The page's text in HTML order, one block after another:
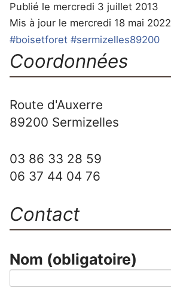
Publié le mercredi 3 juillet 2013
Mis à jour le mercredi 18 mai 2022
#boisetforet #sermizelles89200
Coordonnées
Route d'Auxerre
89200 Sermizelles
03 86 33 28 59
06 37 44 04 76
Contact
Nom (obligatoire)